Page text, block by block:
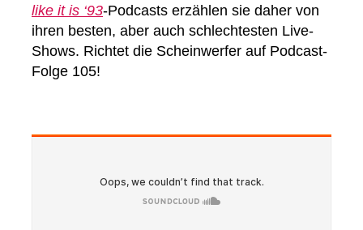
like it is ‘93-Podcasts erzählen sie daher von
ihren besten, aber auch schlechtesten Live-
Shows. Richtet die Scheinwerfer auf Podcast-
Folge 105!